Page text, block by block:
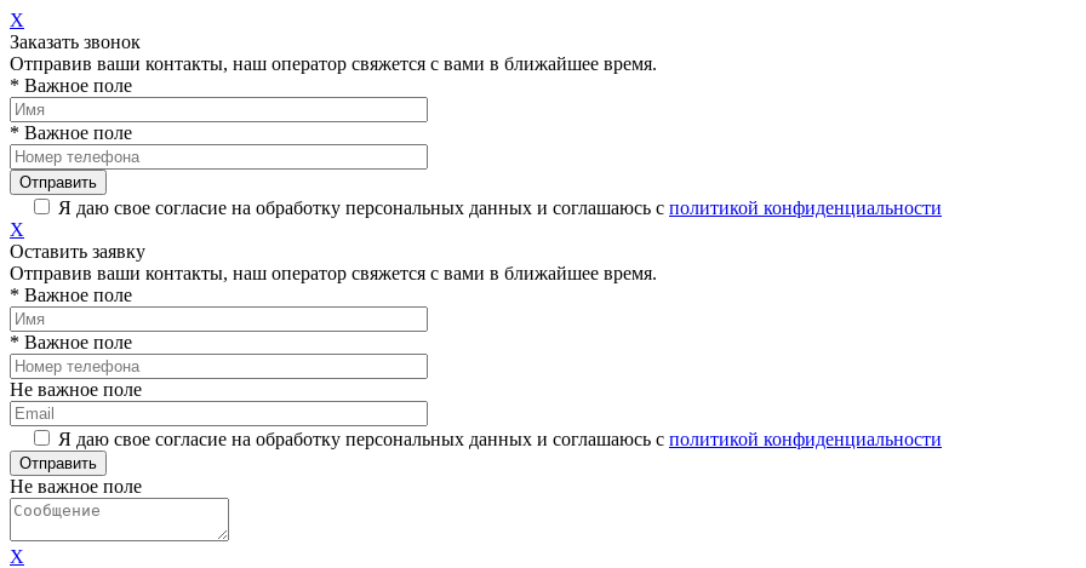
X
Заказать звонок
Отправив ваши контакты, наш оператор свяжется с вами в ближайшее время.
* Важное поле
* Важное поле
Я даю свое согласие на обработку персональных данных и соглашаюсь с политикой конфиденциальности
X
Оставить заявку
Отправив ваши контакты, наш оператор свяжется с вами в ближайшее время.
* Важное поле
* Важное поле
Не важное поле
Я даю свое согласие на обработку персональных данных и соглашаюсь с политикой конфиденциальности
Не важное поле
X